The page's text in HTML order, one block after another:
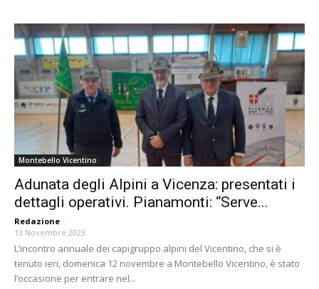
Montebello Vicentino
Adunata degli Alpini a Vicenza: presentati i
dettagli operativi. Pianamonti: “Serve...
Redazione -
13 Novembre 2023
L’incontro annuale dei capigruppo alpini del Vicentino, che si è
tenuto ieri, domenica 12 novembre a Montebello Vicentino, è stato
l’occasione per entrare nel...